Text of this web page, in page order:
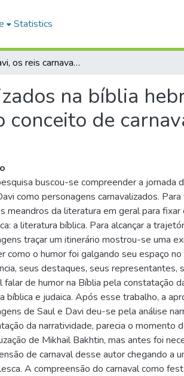
Statistics
Saul e Davi, os reis carnavalizados na bíblia hebraica: uma leitura de 1 e 2 Samuel e 1 Reis a partir do conceito de carnavalização e da sátira menipéia.
na bíblia
de
buscou-se compreender a jornada
como personagens carnavalizados.
meandros da literatura em geral para
a literatura bíblica. Para alcançar a
traçar um itinerário mostrou-se uma
como o humor foi galgando seu espaço
seus destaques, seus representantes,
falar de humor na Bíblia pela constatação
bíblica e judaica. Após esse trabalho, a
de Saul e Davi deu-se pela análise
da narratividade, parecia o momento
de Mikhail Bakhtin, mas antes foi
de carnaval desse autor chegando a
A compreensão do carnaval como